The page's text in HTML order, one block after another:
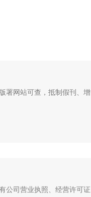
署网站可查，抵制假刊、增
公司营业执照、经营许可证